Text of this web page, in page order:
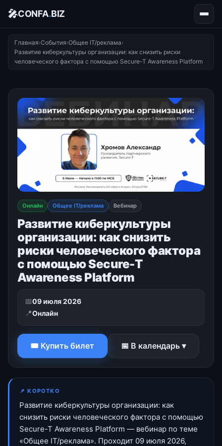
🎤CONFA.BIZ
Главная›События›Общее IT/реклама›
Развитие киберкультуры организации: как снизить риски
человеческого фактора с помощью Secure-T Awareness Platform
Онлайн Общее IT/реклама Вебинар
Развитие киберкультуры
организации: как снизить
риски человеческого фактора
с помощью Secure-T
Awareness Platform
📅09 июля 2026
📍Онлайн
🎟 Купить билет 📅 В календарь ▾
📌 КОРОТКО
Развитие киберкультуры организации: как
снизить риски человеческого фактора с помощью
Secure-T Awareness Platform — вебинар по теме
«Общее IT/реклама». Проходит 09 июля 2026,